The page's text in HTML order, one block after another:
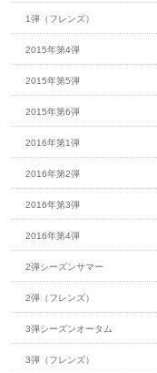
1弾（フレンズ）
2015年第4弾
2015年第5弾
2015年第6弾
2016年第1弾
2016年第2弾
2016年第3弾
2016年第4弾
2弾シーズンサマー
2弾（フレンズ）
3弾シーズンオータム
3弾（フレンズ）